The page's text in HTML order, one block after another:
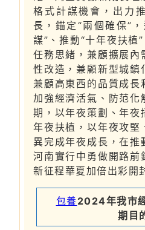
格式計謀機會，出力
長，錨定“兩個確保”
謀”、推動“十年夜扶植
任務思緒，兼顧擴展內
性改造，兼顧新型城鎮
兼顧高東西的品質成長
加強經濟活氣、防范化
期，以年夜策劃、年夜
年夜扶植，以年夜攻堅
異完成年夜成長，在推
河南實行中勇做開路前
新征程華夏加倍出彩開
包養2024年我市
期目